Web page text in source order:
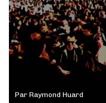
Par Raymond Huard